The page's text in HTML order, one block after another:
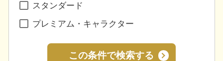
スタンダード
プレミアム・キャラクター
この条件で検索する